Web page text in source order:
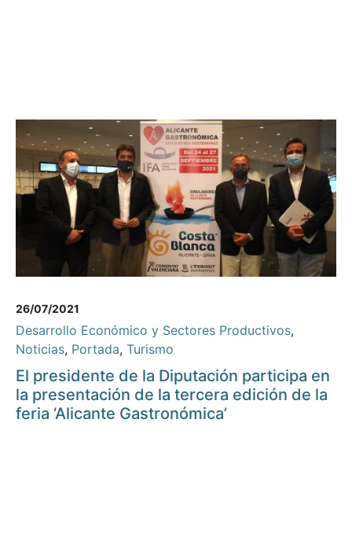
26/07/2021
Desarrollo Económico y Sectores Productivos,
Noticias, Portada, Turismo
El presidente de la Diputación participa en
la presentación de la tercera edición de la
feria ‘Alicante Gastronómica’